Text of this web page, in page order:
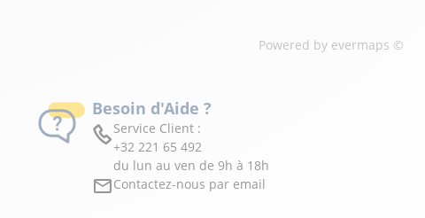
Powered by evermaps ©
Besoin d'Aide ?
Service Client :
+32 221 65 492
du lun au ven de 9h à 18h
Contactez-nous par email